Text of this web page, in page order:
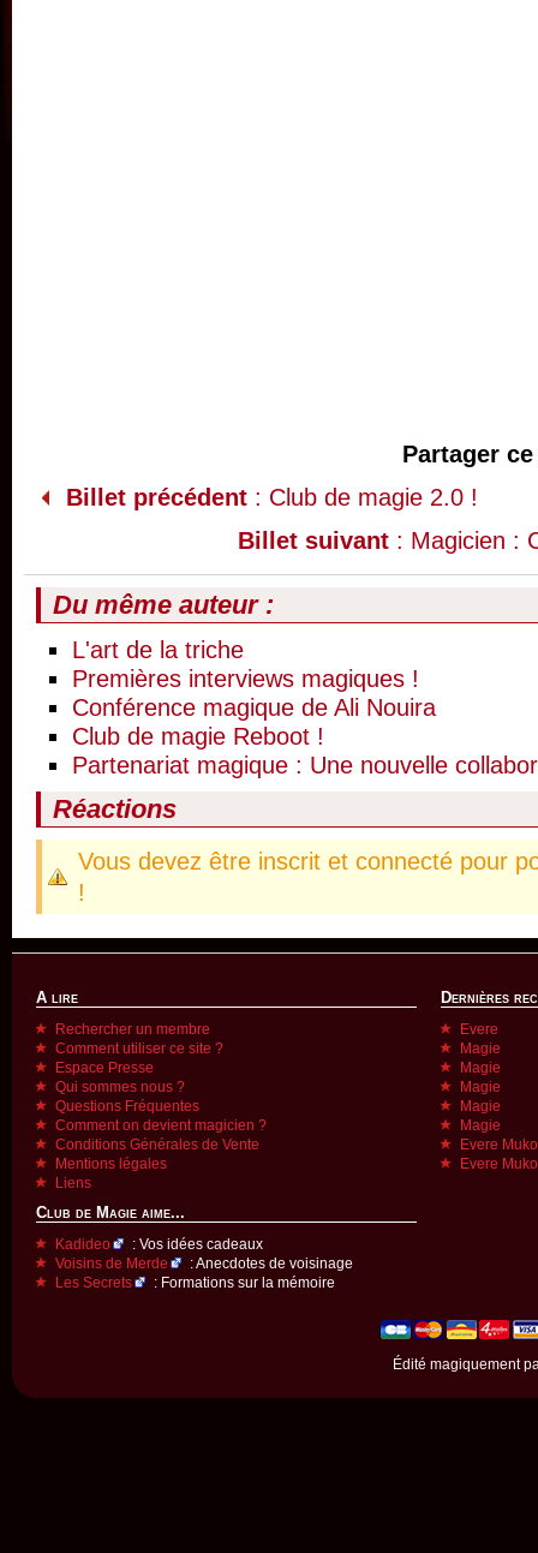
Partager
Billet précédent : Club de magie 2.0 !
Billet suivant : Magicien :
Du même auteur :
L'art de la triche
Premières interviews magiques !
Conférence magique de Ali Nouira
Club de magie Reboot !
Partenariat magique : Une nouvelle
Réactions
Vous devez être inscrit et connecté pour
!
A lire
Rechercher un membre
Comment utiliser ce site ?
Espace Presse
Qui sommes nous ?
Questions Fréquentes
Comment on devient magicien ?
Conditions Générales de Vente
Mentions légales
Liens
Club de Magie aime...
Kadideo
: Vos idées cadeaux
Voisins de Merde
: Anecdotes de voisinage
Les Secrets
: Formations sur la mémoire
Dernières
Evere
Magie
Magie
Magie
Magie
Magie
Evere
Evere
Édité magiquement